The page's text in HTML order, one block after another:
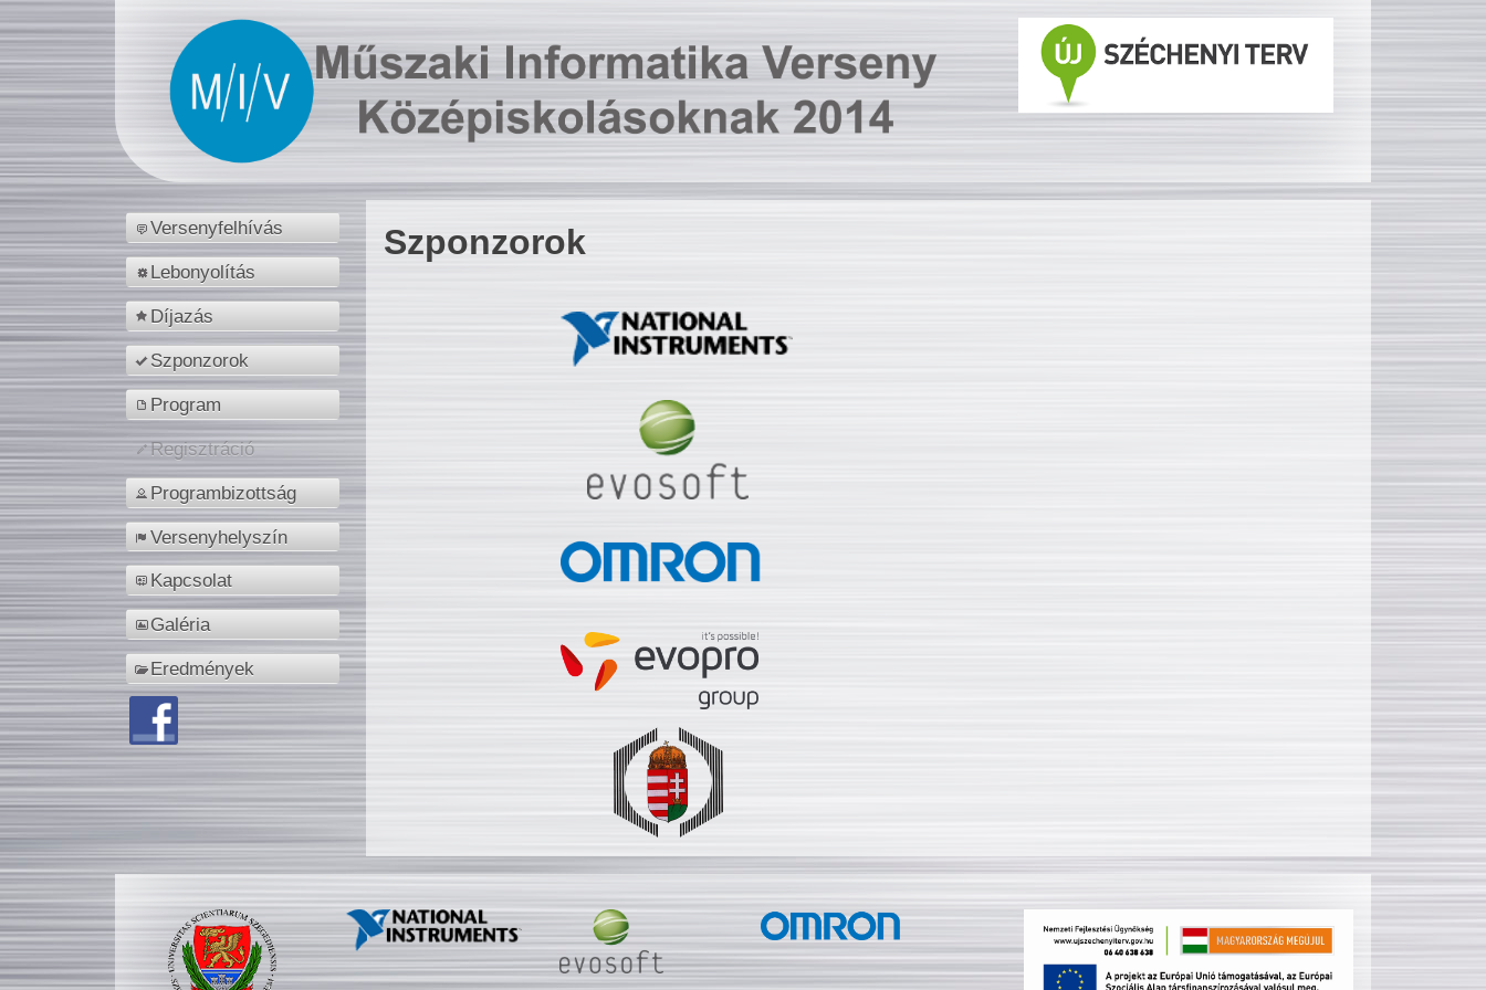
Versenyfelhívás
Lebonyolítás
Díjazás
Szponzorok
Program
Regisztráció
Programbizottság
Versenyhelyszín
Kapcsolat
Galéria
Eredmények
Szponzorok